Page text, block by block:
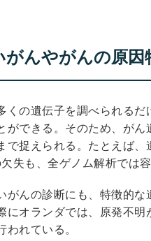
がんやがんの原因
くの遺伝子を調べられる
ができる。そのため、が
で捉えられる。たとえば
失も、全ゲノム解析では
がんの診断にも、特徴的
にオランダでは、原発不明
われている。